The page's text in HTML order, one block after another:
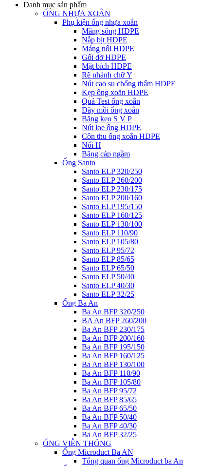
Danh mục sản phẩm
ỐNG NHỰA XOẮN
Phụ kiện ống nhựa xoắn
Măng sông HDPE
Nắp bịt HDPE
Máng nối HDPE
Gối đỡ HDPE
Mặt bích HDPE
Rẽ nhánh chữ Y
Nút cao su chống thấm HDPE
Kẹp ống xoắn HDPE
Quả Test ống xoắn
Dây mồi ống xoắn
Băng keo S V P
Nút loe ống HDPE
Côn thu ống xoắn HDPE
Nối H
Băng cáp ngầm
Ống Santo
Santo ELP 320/250
Santo ELP 260/200
Santo ELP 230/175
Santo ELP 200/160
Santo ELP 195/150
Santo ELP 160/125
Santo ELP 130/100
Santo ELP 110/90
Santo ELP 105/80
Santo ELP 95/72
Santo ELP 85/65
Santo ELP 65/50
Santo ELP 50/40
Santo ELP 40/30
Santo ELP 32/25
Ống Ba An
Ba An BFP 320/250
BA An BFP 260/200
Ba An BFP 230/175
Ba An BFP 200/160
Ba An BFP 195/150
Ba An BFP 160/125
Ba An BFP 130/100
Ba An BFP 110/90
Ba An BFP 105/80
Ba An BFP 95/72
Ba An BFP 85/65
Ba An BFP 65/50
Ba An BFP 50/40
Ba An BFP 40/30
Ba An BFP 32/25
ỐNG VIỄN THÔNG
Ống Microduct Ba AN
Tổng quan ống Microduct ba An